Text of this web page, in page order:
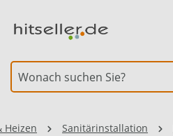
Heizen Sanitärinstallation